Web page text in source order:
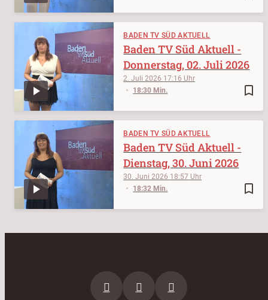
BADEN TV SÜD AKTUELL
bookmark_border
2. Juli 2026 17:16
18:30 Min.
Baden TV Süd Aktuell -
Donnerstag, 02. Juli 2026
BADEN TV SÜD AKTUELL
bookmark_border
30. Juni 2026 18:57
18:32 Min.
Baden TV Süd Aktuell -
Dienstag, 30. Juni 2026